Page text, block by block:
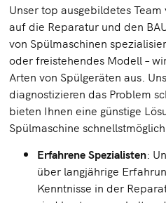
Unser top ausgebildetes
auf die Reparatur und den
von Spülmaschinen
oder freistehendes Modell –
Arten von Spülgeräten aus.
diagnostizieren das Problem
bieten Ihnen eine günstige
Spülmaschine
Erfahrene Spezialisten:
über langjährige
Kenntnisse in der